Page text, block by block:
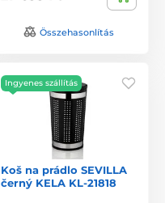
Összehasonlítás
Ingyenes szállítás
Koš na prádlo SEVILLA
černý KELA KL-21818